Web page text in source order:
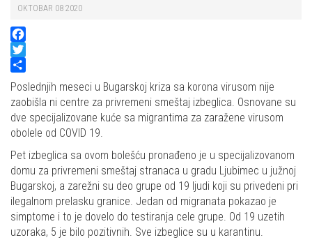
OKTOBAR 08 2020
Facebook
Twitter
Share
Poslednjih meseci u Bugarskoj kriza sa korona virusom nije
zaobišla ni centre za privremeni smeštaj izbeglica. Osnovane su
dve specijalizovane kuće sa migrantima za zaražene virusom
obolele od COVID 19.
Pet izbeglica sa ovom bolešću pronađeno je u specijalizovanom
domu za privremeni smeštaj stranaca u gradu Ljubimec u južnoj
Bugarskoj, a zarežni su deo grupe od 19 ljudi koji su privedeni pri
ilegalnom prelasku granice. Jedan od migranata pokazao je
simptome i to je dovelo do testiranja cele grupe. Od 19 uzetih
uzoraka, 5 je bilo pozitivnih. Sve izbeglice su u karantinu.